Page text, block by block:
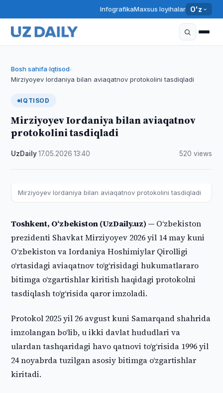
InfografikaMaxsus loyihalar O'z
Bosh sahifa›Iqtisod›
Mirziyoyev Iordaniya bilan aviaqatnov protokolini tasdiqladi
IQTISOD
Mirziyoyev Iordaniya bilan aviaqatnov
protokolini tasdiqladi
UzDaily·17.05.2026 ·13:40 520 views
Mirziyoyev Iordaniya bilan aviaqatnov protokolini tasdiqladi
Toshkent, O‘zbekiston (UzDaily.uz) — O‘zbekiston
prezidenti Shavkat Mirziyoyev 2026 yil 14 may kuni
O‘zbekiston va Iordaniya Hoshimiylar Qirolligi
o‘rtasidagi aviaqatnov to‘g‘risidagi hukumatlararo
bitimga o‘zgartishlar kiritish haqidagi protokolni
tasdiqlash to‘g‘risida qaror imzoladi.
Protokol 2025 yil 26 avgust kuni Samarqand shahrida
imzolangan bo‘lib, u ikki davlat hududlari va
ulardan tashqaridagi havo qatnovi to‘g‘risida 1996 yil
24 noyabrda tuzilgan asosiy bitimga o‘zgartishlar
kiritadi.